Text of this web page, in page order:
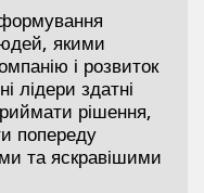
якими
і розвиток
лідери здатні
рішення,
попереду
та яскравішими